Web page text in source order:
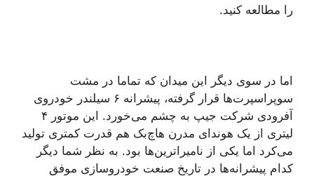
را مطالعه کنید.
اما در سوی دیگر این میدان که تماما در مشت
سوپراسپرت‌ها قرار گرفته، پیشرانه ۶ سیلندر خودروی
آفرودی شرکت جیپ به چشم می‌خورد. این موتور ۴
لیتری از یک هوندای مدرن هاچ‌بک هم قدرت کمتری تولید
می‌کرد اما یکی از نامیراترین‌ها بود. به نظر شما دیگر
کدام پیشرانه‌ها در تاریخ صنعت خودروسازی موفق